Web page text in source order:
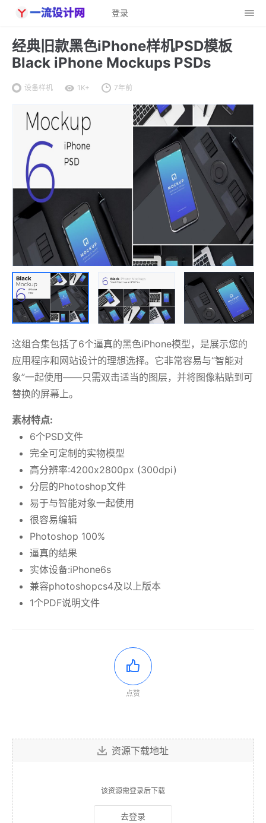
登录
经典旧款黑色iPhone样机PSD模板
Black iPhone Mockups PSDs
设备样机 1K+ 7年前
这组合集包括了6个逼真的黑色iPhone模型，是展示您的
应用程序和网站设计的理想选择。它非常容易与“智能对
象”一起使用——只需双击适当的图层，并将图像粘贴到可
替换的屏幕上。
素材特点:
6个PSD文件
完全可定制的实物模型
高分辨率:4200x2800px (300dpi)
分层的Photoshop文件
易于与智能对象一起使用
很容易编辑
Photoshop 100%
逼真的结果
实体设备:iPhone6s
兼容photoshopcs4及以上版本
1个PDF说明文件
点赞
资源下载地址
该资源需登录后下载
去登录